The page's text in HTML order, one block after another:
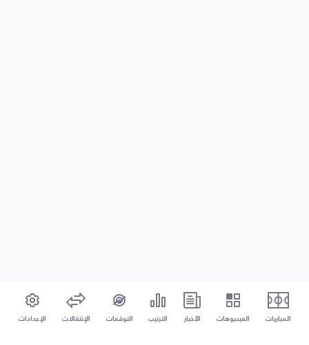
المباريات الفيديوهات الأخبار الترتيب التوقعات الإنتقالات الإعدادات